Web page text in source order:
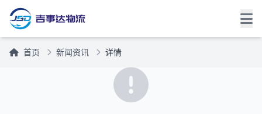
首页 新闻资讯 详情